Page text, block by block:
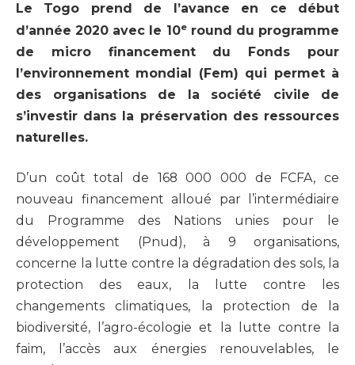
Le Togo prend de l’avance en ce début
d’année 2020 avec le 10eround du programme
de micro financement du Fonds pour
l’environnement mondial (Fem) qui permet à
des organisations de la société civile de
s’investir dans la préservation des ressources
naturelles.
D’un coût total de 168 000 000 de FCFA, ce
nouveau financement alloué par l’intermédiaire
du Programme des Nations unies pour le
développement (Pnud), à 9 organisations,
concerne la lutte contre la dégradation des sols, la
protection des eaux, la lutte contre les
changements climatiques, la protection de la
biodiversité, l’agro-écologie et la lutte contre la
faim, l’accès aux énergies renouvelables, le